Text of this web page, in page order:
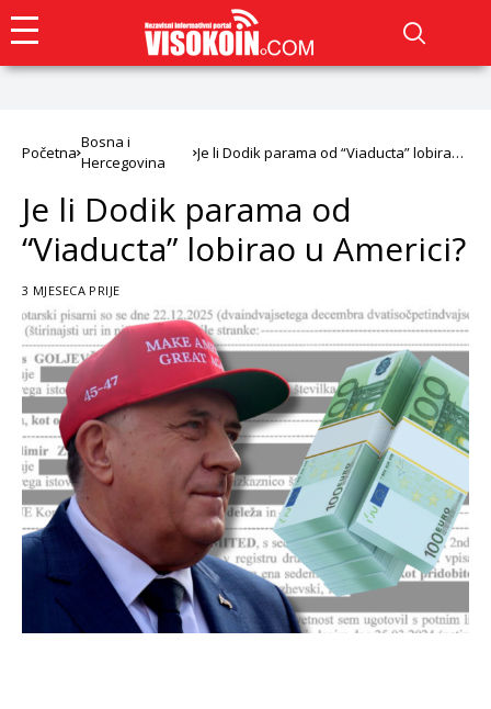
Početna
Bosna i
Hercegovina
Je li Dodik parama od “Viaducta” lobirao
Je li Dodik parama od
“Viaducta” lobirao u Americi?
3 MJESECA PRIJE